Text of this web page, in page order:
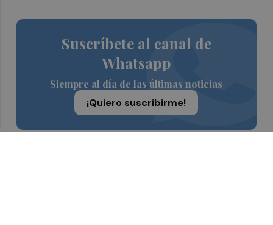
Suscríbete al canal de
Whatsapp
Siempre al día de las últimas noticias
¡Quiero suscribirme!